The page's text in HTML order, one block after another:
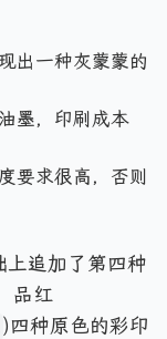
出一种灰蒙蒙的
墨，印刷成本
要求很高，否则
上追加了第四种
品红
)四种原色的彩印